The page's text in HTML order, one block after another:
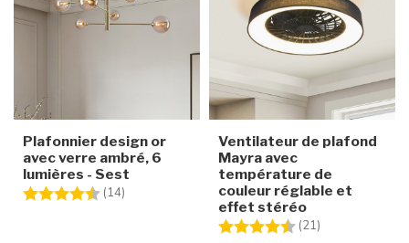
Plafonnier design or
avec verre ambré, 6
lumières - Sest
Note:
(14)
Ventilateur de plafond
Mayra avec
température de
couleur réglable et
effet stéréo
Note:
(21)